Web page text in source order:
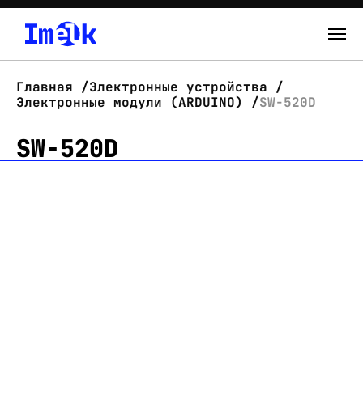
О нас
Новости
Главная
Электронные устройства
Электронные модули (ARDUINO)
SW-520D
SW-520D